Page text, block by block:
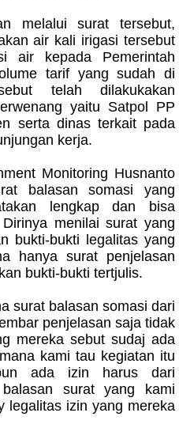
melalui surat tersebut,
air kali irigasi tersebut
air kepada Pemerintah
tarif yang sudah di
telah dilakukakan
yaitu Satpol PP
serta dinas terkait pada
kerja.
Monitoring Husnanto
balasan somasi yang
lengkap dan bisa
menilai surat yang
bukti-bukti legalitas yang
hanya surat penjelasan
bukti-bukti tertjulis.
surat balasan somasi dari
penjelasan saja tidak
mereka sebut sudaj ada
kami tau kegiatan itu
ada izin harus dari
surat yang kami
legalitas izin yang mereka